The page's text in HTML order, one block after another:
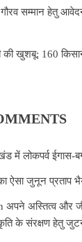
सम्मान हेतु
की खुशबू: 160
में लोकपर्व ईगास-
का ऐसा जुनून प्रताप
अपने अस्तित्व और
के संरक्षण हेतु